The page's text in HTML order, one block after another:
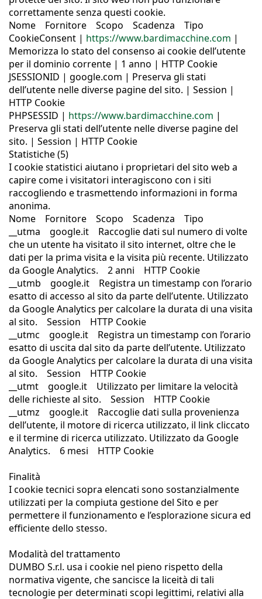
correttamente senza questi cookie.
Nome Fornitore Scopo Scadenza Tipo
CookieConsent | https://www.bardimacchine.com |
Memorizza lo stato del consenso ai cookie dell’utente
per il dominio corrente | 1 anno | HTTP Cookie
JSESSIONID | google.com | Preserva gli stati
dell’utente nelle diverse pagine del sito. | Session |
HTTP Cookie
PHPSESSID | https://www.bardimacchine.com |
Preserva gli stati dell’utente nelle diverse pagine del
sito. | Session | HTTP Cookie
Statistiche (5)
I cookie statistici aiutano i proprietari del sito web a
capire come i visitatori interagiscono con i siti
raccogliendo e trasmettendo informazioni in forma
anonima.
Nome Fornitore Scopo Scadenza Tipo
__utma google.it Raccoglie dati sul numero di volte
che un utente ha visitato il sito internet, oltre che le
dati per la prima visita e la visita più recente. Utilizzato
da Google Analytics. 2 anni HTTP Cookie
__utmb google.it Registra un timestamp con l’orario
esatto di accesso al sito da parte dell’utente. Utilizzato
da Google Analytics per calcolare la durata di una visita
al sito. Session HTTP Cookie
__utmc google.it Registra un timestamp con l’orario
esatto di uscita dal sito da parte dell’utente. Utilizzato
da Google Analytics per calcolare la durata di una visita
al sito. Session HTTP Cookie
__utmt google.it Utilizzato per limitare la velocità
delle richieste al sito. Session HTTP Cookie
__utmz google.it Raccoglie dati sulla provenienza
dell’utente, il motore di ricerca utilizzato, il link cliccato
e il termine di ricerca utilizzato. Utilizzato da Google
Analytics. 6 mesi HTTP Cookie
Finalità
I cookie tecnici sopra elencati sono sostanzialmente
utilizzati per la compiuta gestione del Sito e per
permettere il funzionamento e l’esplorazione sicura ed
efficiente dello stesso.
Modalità del trattamento
DUMBO S.r.l. usa i cookie nel pieno rispetto della
normativa vigente, che sancisce la liceità di tali
tecnologie per determinati scopi legittimi, relativi alla